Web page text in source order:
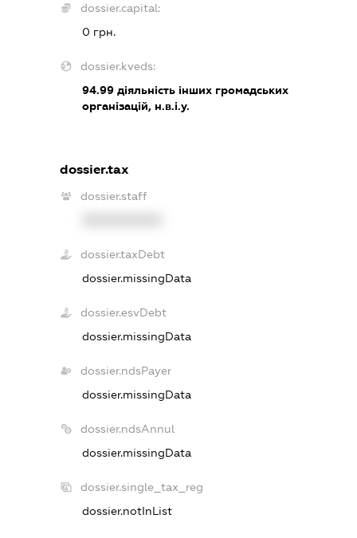
dossier.capital:
0 грн.
dossier.kveds:
94.99діяльність інших громадських
організацій, н.в.і.у.
dossier.tax
dossier.staff
dossier.taxDebt
dossier.missingData
dossier.esvDebt
dossier.missingData
dossier.ndsPayer
dossier.missingData
dossier.ndsAnnul
dossier.missingData
dossier.single_tax_reg
dossier.notInList